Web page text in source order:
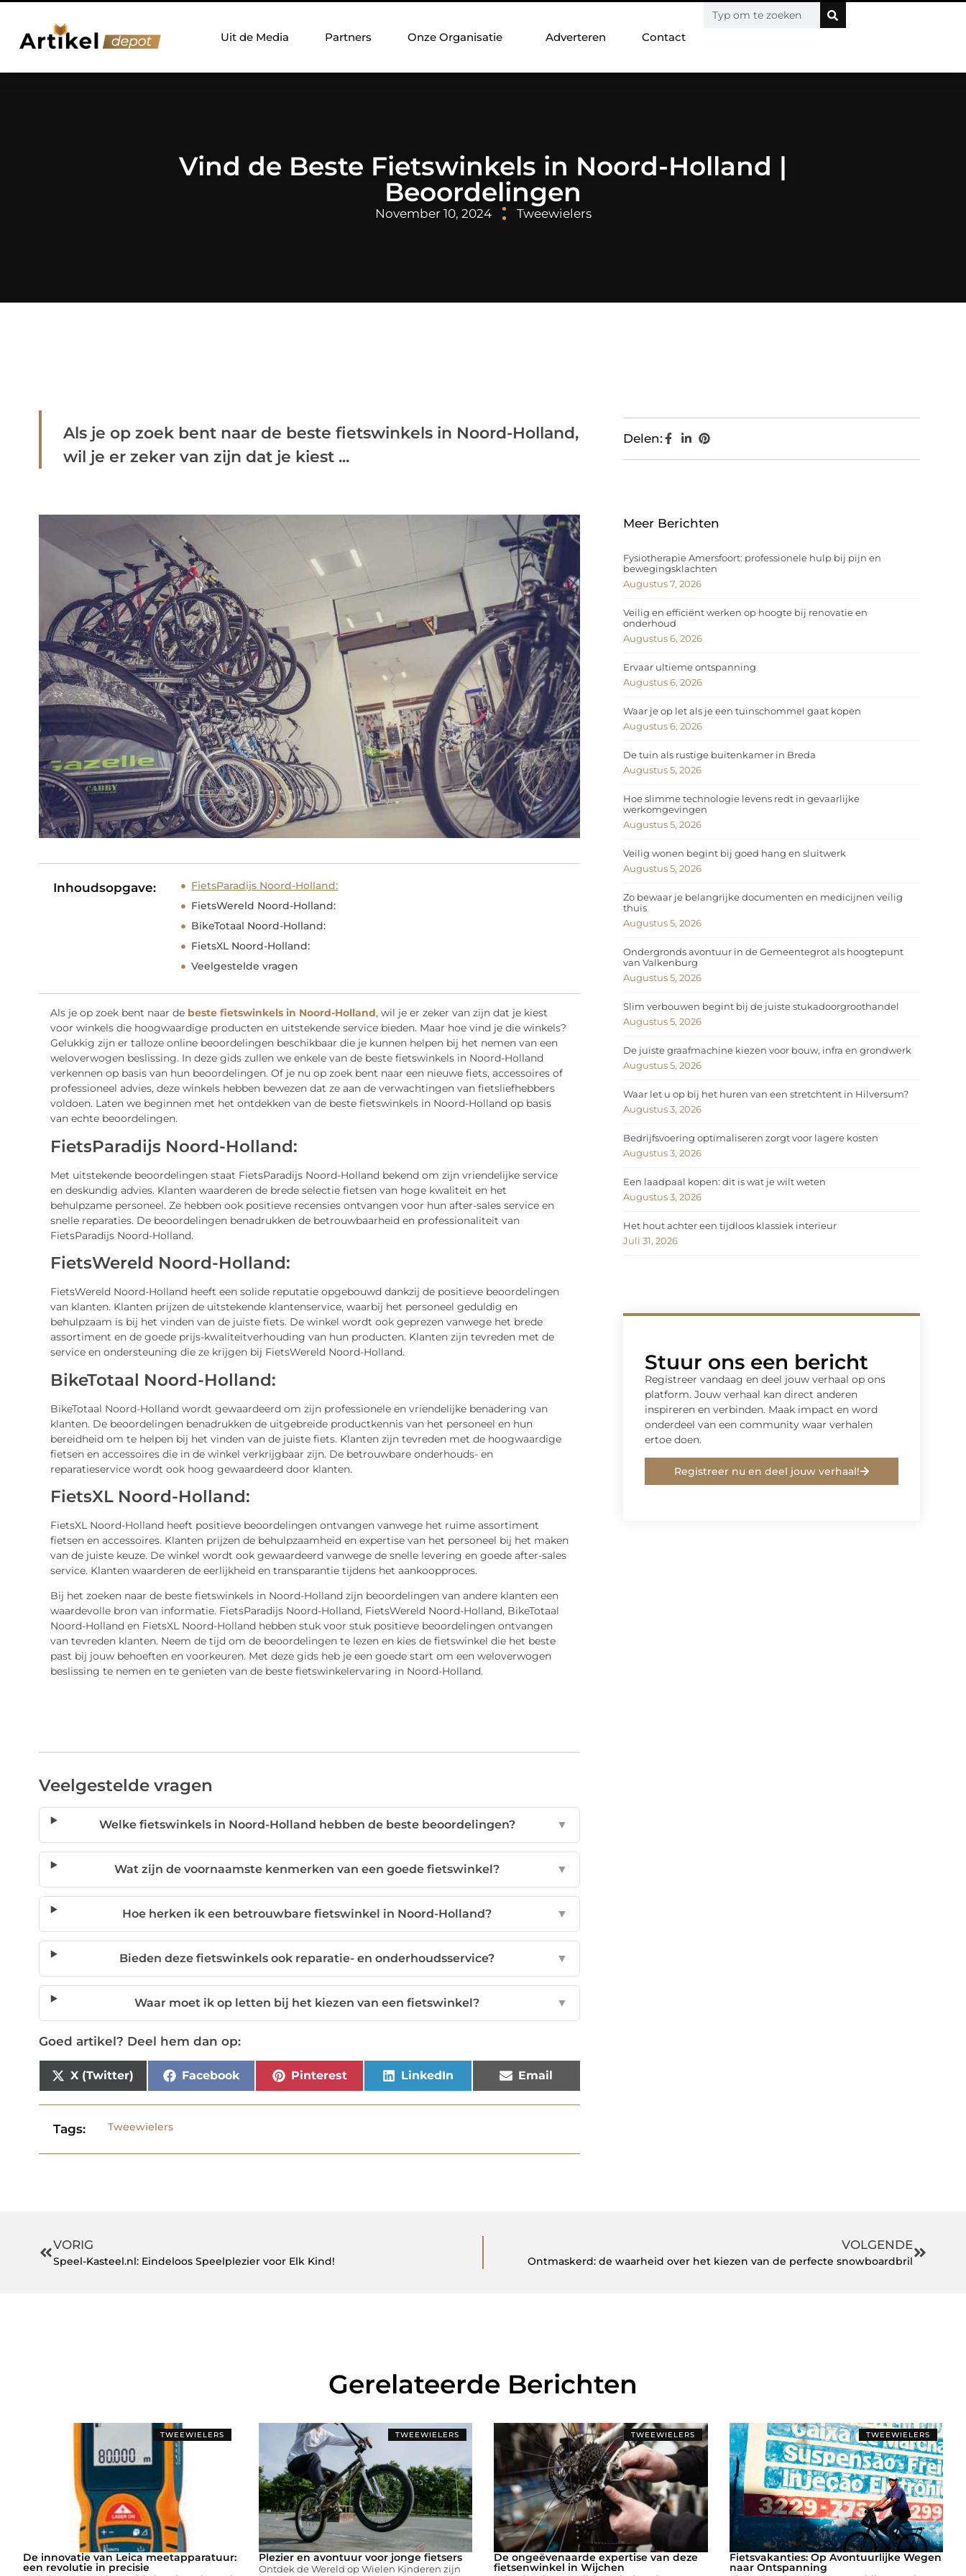
Uit de Media Partners Onze Organisatie Adverteren Contact
Vind de Beste Fietswinkels in Noord-Holland |
Beoordelingen
November 10, 2024 Tweewielers
Als je op zoek bent naar de beste fietswinkels in Noord-Holland,
wil je er zeker van zijn dat je kiest ...
Inhoudsopgave:
FietsParadijs Noord-Holland:
FietsWereld Noord-Holland:
BikeTotaal Noord-Holland:
FietsXL Noord-Holland:
Veelgestelde vragen
Als je op zoek bent naar de beste fietswinkels in Noord-Holland, wil je er zeker van zijn dat je kiest
voor winkels die hoogwaardige producten en uitstekende service bieden. Maar hoe vind je die winkels?
Gelukkig zijn er talloze online beoordelingen beschikbaar die je kunnen helpen bij het nemen van een
weloverwogen beslissing. In deze gids zullen we enkele van de beste fietswinkels in Noord-Holland
verkennen op basis van hun beoordelingen. Of je nu op zoek bent naar een nieuwe fiets, accessoires of
professioneel advies, deze winkels hebben bewezen dat ze aan de verwachtingen van fietsliefhebbers
voldoen. Laten we beginnen met het ontdekken van de beste fietswinkels in Noord-Holland op basis
van echte beoordelingen.
FietsParadijs Noord-Holland:
Met uitstekende beoordelingen staat FietsParadijs Noord-Holland bekend om zijn vriendelijke service
en deskundig advies. Klanten waarderen de brede selectie fietsen van hoge kwaliteit en het
behulpzame personeel. Ze hebben ook positieve recensies ontvangen voor hun after-sales service en
snelle reparaties. De beoordelingen benadrukken de betrouwbaarheid en professionaliteit van
FietsParadijs Noord-Holland.
FietsWereld Noord-Holland:
FietsWereld Noord-Holland heeft een solide reputatie opgebouwd dankzij de positieve beoordelingen
van klanten. Klanten prijzen de uitstekende klantenservice, waarbij het personeel geduldig en
behulpzaam is bij het vinden van de juiste fiets. De winkel wordt ook geprezen vanwege het brede
assortiment en de goede prijs-kwaliteitverhouding van hun producten. Klanten zijn tevreden met de
service en ondersteuning die ze krijgen bij FietsWereld Noord-Holland.
BikeTotaal Noord-Holland:
BikeTotaal Noord-Holland wordt gewaardeerd om zijn professionele en vriendelijke benadering van
klanten. De beoordelingen benadrukken de uitgebreide productkennis van het personeel en hun
bereidheid om te helpen bij het vinden van de juiste fiets. Klanten zijn tevreden met de hoogwaardige
fietsen en accessoires die in de winkel verkrijgbaar zijn. De betrouwbare onderhouds- en
reparatieservice wordt ook hoog gewaardeerd door klanten.
FietsXL Noord-Holland:
FietsXL Noord-Holland heeft positieve beoordelingen ontvangen vanwege het ruime assortiment
fietsen en accessoires. Klanten prijzen de behulpzaamheid en expertise van het personeel bij het maken
van de juiste keuze. De winkel wordt ook gewaardeerd vanwege de snelle levering en goede after-sales
service. Klanten waarderen de eerlijkheid en transparantie tijdens het aankoopproces.
Bij het zoeken naar de beste fietswinkels in Noord-Holland zijn beoordelingen van andere klanten een
waardevolle bron van informatie. FietsParadijs Noord-Holland, FietsWereld Noord-Holland, BikeTotaal
Noord-Holland en FietsXL Noord-Holland hebben stuk voor stuk positieve beoordelingen ontvangen
van tevreden klanten. Neem de tijd om de beoordelingen te lezen en kies de fietswinkel die het beste
past bij jouw behoeften en voorkeuren. Met deze gids heb je een goede start om een weloverwogen
beslissing te nemen en te genieten van de beste fietswinkelervaring in Noord-Holland.
Veelgestelde vragen
Welke fietswinkels in Noord-Holland hebben de beste beoordelingen? ▼
Wat zijn de voornaamste kenmerken van een goede fietswinkel? ▼
Hoe herken ik een betrouwbare fietswinkel in Noord-Holland? ▼
Bieden deze fietswinkels ook reparatie- en onderhoudsservice? ▼
Waar moet ik op letten bij het kiezen van een fietswinkel? ▼
Goed artikel? Deel hem dan op:
X (Twitter) Facebook Pinterest LinkedIn Email
Tags: Tweewielers
Delen:
Meer Berichten
Fysiotherapie Amersfoort: professionele hulp bij pijn en
bewegingsklachten
Augustus 7, 2026
Veilig en efficiënt werken op hoogte bij renovatie en
onderhoud
Augustus 6, 2026
Ervaar ultieme ontspanning
Augustus 6, 2026
Waar je op let als je een tuinschommel gaat kopen
Augustus 6, 2026
De tuin als rustige buitenkamer in Breda
Augustus 5, 2026
Hoe slimme technologie levens redt in gevaarlijke
werkomgevingen
Augustus 5, 2026
Veilig wonen begint bij goed hang en sluitwerk
Augustus 5, 2026
Zo bewaar je belangrijke documenten en medicijnen veilig
thuis
Augustus 5, 2026
Ondergronds avontuur in de Gemeentegrot als hoogtepunt
van Valkenburg
Augustus 5, 2026
Slim verbouwen begint bij de juiste stukadoorgroothandel
Augustus 5, 2026
De juiste graafmachine kiezen voor bouw, infra en grondwerk
Augustus 5, 2026
Waar let u op bij het huren van een stretchtent in Hilversum?
Augustus 3, 2026
Bedrijfsvoering optimaliseren zorgt voor lagere kosten
Augustus 3, 2026
Een laadpaal kopen: dit is wat je wilt weten
Augustus 3, 2026
Het hout achter een tijdloos klassiek interieur
Juli 31, 2026
Stuur ons een bericht
Registreer vandaag en deel jouw verhaal op ons
platform. Jouw verhaal kan direct anderen
inspireren en verbinden. Maak impact en word
onderdeel van een community waar verhalen
ertoe doen.
Registreer nu en deel jouw verhaal!
VORIG
Speel-Kasteel.nl: Eindeloos Speelplezier voor Elk Kind!
VOLGENDE
Ontmaskerd: de waarheid over het kiezen van de perfecte snowboardbril
Gerelateerde Berichten
TWEEWIELERS
De innovatie van Leica meetapparatuur:
een revolutie in precisie
TWEEWIELERS
Plezier en avontuur voor jonge fietsers
Ontdek de Wereld op Wielen Kinderen zijn
TWEEWIELERS
De ongeëvenaarde expertise van deze
fietsenwinkel in Wijchen
TWEEWIELERS
Fietsvakanties: Op Avontuurlijke Wegen
naar Ontspanning